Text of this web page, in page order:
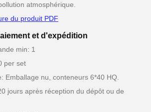
atmosphérique.
du produit PDF
et d'expédition
min: 1
per set
Emballage nu, conteneurs 6*40 HQ.
jours après réception du dépôt ou de